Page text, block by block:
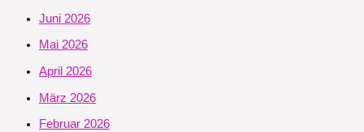
Juni 2026
Mai 2026
April 2026
März 2026
Februar 2026